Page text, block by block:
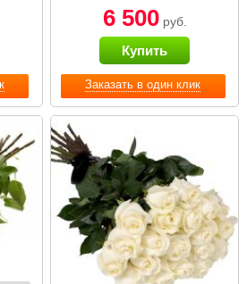
Заказать в один клик
6 500руб.
Купить